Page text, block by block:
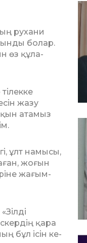
рухани
болар.
өз құла­
жазу
атамыз
ұлт намысы,
жоғын
жағым­
қара
бұл ісін ке­